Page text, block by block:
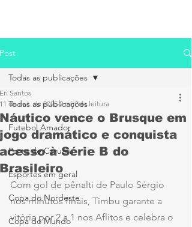
Post
Todas as publicações
Futebol Amador
Porto de Caruaru
Esportes em geral
Copa do Nordeste
Copa do Mundo
Todas as publicações
Náutico vence o Brusque em
jogo dramático e conquista
acesso à Série B do
Brasileiro
Eri Santos
11 de out. de 2025 2 min de leitura
Com gol de pênalti de Paulo Sérgio
nos minutos finais, Timbu garante a
vitória por 2 a 1 nos Aflitos e celebra o